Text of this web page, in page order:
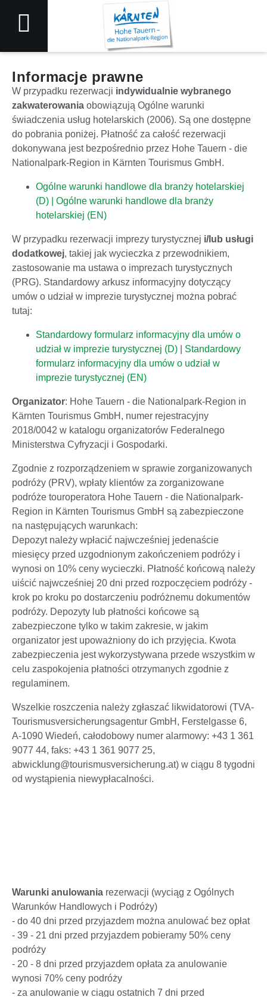
Informacje prawne
W przypadku rezerwacji indywidualnie wybranego
zakwaterowania obowiązują Ogólne warunki
świadczenia usług hotelarskich (2006). Są one dostępne
do pobrania poniżej. Płatność za całość rezerwacji
dokonywana jest bezpośrednio przez Hohe Tauern - die
Nationalpark-Region in Kärnten Tourismus GmbH.
Ogólne warunki handlowe dla branży hotelarskiej
(D) | Ogólne warunki handlowe dla branży
hotelarskiej (EN)
W przypadku rezerwacji imprezy turystycznej i/lub usługi
dodatkowej, takiej jak wycieczka z przewodnikiem,
zastosowanie ma ustawa o imprezach turystycznych
(PRG). Standardowy arkusz informacyjny dotyczący
umów o udział w imprezie turystycznej można pobrać
tutaj:
Standardowy formularz informacyjny dla umów o
udział w imprezie turystycznej (D)
Standardowy
formularz informacyjny dla umów o udział w
imprezie turystycznej (EN)
Organizator: Hohe Tauern - die Nationalpark-Region in
Kärnten Tourismus GmbH, numer rejestracyjny
2018/0042 w katalogu organizatorów Federalnego
Ministerstwa Cyfryzacji i Gospodarki.
Zgodnie z rozporządzeniem w sprawie zorganizowanych
podróży (PRV), wpłaty klientów za zorganizowane
podróże touroperatora Hohe Tauern - die Nationalpark-
Region in Kärnten Tourismus GmbH są zabezpieczone
na następujących warunkach:
Depozyt należy wpłacić najwcześniej jedenaście
miesięcy przed uzgodnionym zakończeniem podróży i
wynosi on 10% ceny wycieczki. Płatność końcową należy
uiścić najwcześniej 20 dni przed rozpoczęciem podróży -
krok po kroku po dostarczeniu podróżnemu dokumentów
podróży. Depozyty lub płatności końcowe są
zabezpieczone tylko w takim zakresie, w jakim
organizator jest upoważniony do ich przyjęcia. Kwota
zabezpieczenia jest wykorzystywana przede wszystkim w
celu zaspokojenia płatności otrzymanych zgodnie z
regulaminem.
Wszelkie roszczenia należy zgłaszać likwidatorowi (TVA-
Tourismusversicherungsagentur GmbH, Ferstelgasse 6,
A-1090 Wiedeń, całodobowy numer alarmowy: +43 1 361
9077 44, faks: +43 1 361 9077 25,
abwicklung@tourismusversicherung.at) w ciągu 8 tygodni
od wystąpienia niewypłacalności.
Warunki anulowania rezerwacji (wyciąg z Ogólnych
Warunków Handlowych i Podróży)
- do 40 dni przed przyjazdem można anulować bez opłat
- 39 - 21 dni przed przyjazdem pobieramy 50% ceny
podróży
- 20 - 8 dni przed przyjazdem opłata za anulowanie
wynosi 70% ceny podróży
- za anulowanie w ciągu ostatnich 7 dni przed